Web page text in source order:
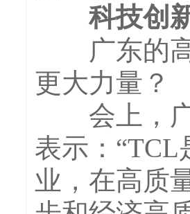
科技创新
广东的高
更大力量？
会上，广
表示：
业，在高质